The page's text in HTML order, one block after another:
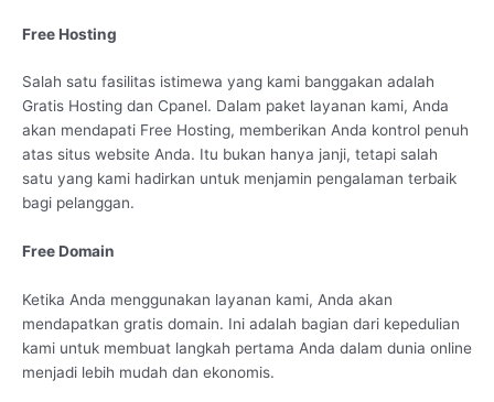
Free Hosting
Salah satu fasilitas istimewa yang kami banggakan adalah
Gratis Hosting dan Cpanel. Dalam paket layanan kami, Anda
akan mendapati Free Hosting, memberikan Anda kontrol penuh
atas situs website Anda. Itu bukan hanya janji, tetapi salah
satu yang kami hadirkan untuk menjamin pengalaman terbaik
bagi pelanggan.
Free Domain
Ketika Anda menggunakan layanan kami, Anda akan
mendapatkan gratis domain. Ini adalah bagian dari kepedulian
kami untuk membuat langkah pertama Anda dalam dunia online
menjadi lebih mudah dan ekonomis.